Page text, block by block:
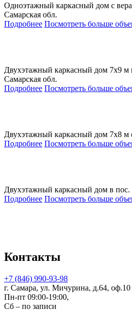
Одноэтажный каркасный дом с
Самарская обл.
Подробнее Посмотреть больше
Двухэтажный каркасный дом 7х9 м
Самарская обл.
Подробнее Посмотреть больше
Двухэтажный каркасный дом 7х8 м
Подробнее Посмотреть больше
Двухэтажный каркасный дом в пос.
Подробнее Посмотреть больше
Контакты
+7 (846) 990-93-98
г. Самара, ул. Мичурина, д.64, оф.10
Пн-пт 09:00-19:00,
Сб – по записи